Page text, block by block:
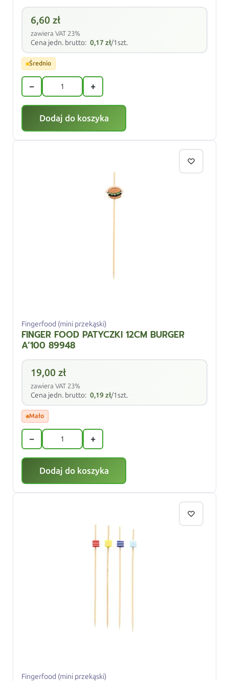
6,60zł
zawiera VAT 23%
Cena jedn. brutto: 0,17zł/1szt.
Średnio
− +
Dodaj do koszyka
Fingerfood (mini przekąski)
FINGER FOOD PATYCZKI 12CM BURGER
A’100 89948
19,00zł
zawiera VAT 23%
Cena jedn. brutto: 0,19zł/1szt.
Mało
− +
Dodaj do koszyka
Fingerfood (mini przekąski)